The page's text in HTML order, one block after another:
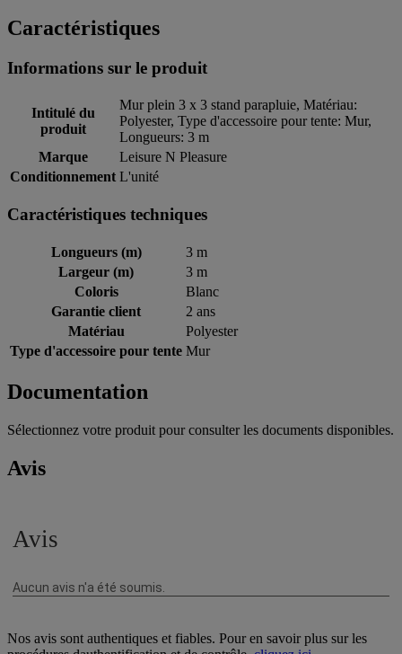
Caractéristiques
Informations sur le produit
Intitulé du
produit
Mur plein 3 x 3 stand parapluie, Matériau:
Polyester, Type d'accessoire pour tente: Mur,
Longueurs: 3 m
Marque
Leisure N Pleasure
Conditionnement L'unité
Caractéristiques techniques
Longueurs (m)
3 m
Largeur (m)
3 m
Coloris
Blanc
Garantie client
2 ans
Matériau
Polyester
Type d'accessoire pour tente Mur
Documentation
Sélectionnez votre produit pour consulter les documents disponibles.
Avis
Nos avis sont authentiques et fiables. Pour en savoir plus sur les